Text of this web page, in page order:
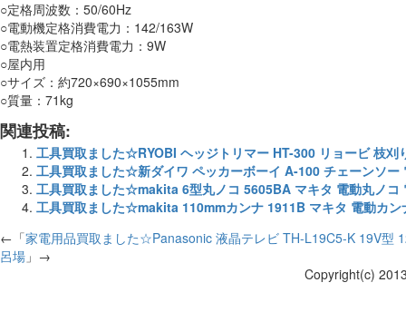
○定格周波数：50/60Hz
○電動機定格消費電力：142/163W
○電熱装置定格消費電力：9W
○屋内用
○サイズ：約720×690×1055mm
○質量：71kg
関連投稿:
工具買取ました☆RYOBI ヘッジトリマー HT-300 リョービ 枝刈
工具買取ました☆新ダイワ ペッカーボーイ A-100 チェーンソー
工具買取ました☆makita 6型丸ノコ 5605BA マキタ 電動丸ノコ
工具買取ました☆makita 110mmカンナ 1911B マキタ 電動カン
←「家電用品買取ました☆Panasonic 液晶テレビ TH-L19C5-K 19V型
呂場 」→
Copyright(c)